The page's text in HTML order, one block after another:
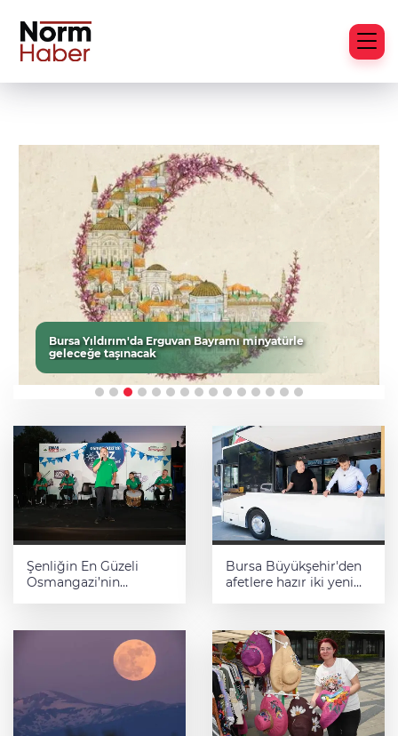
Şenliğin En Güzeli
Osmangazi’nin
Bursa Büyükşehir'den
afetlere hazır iki yeni